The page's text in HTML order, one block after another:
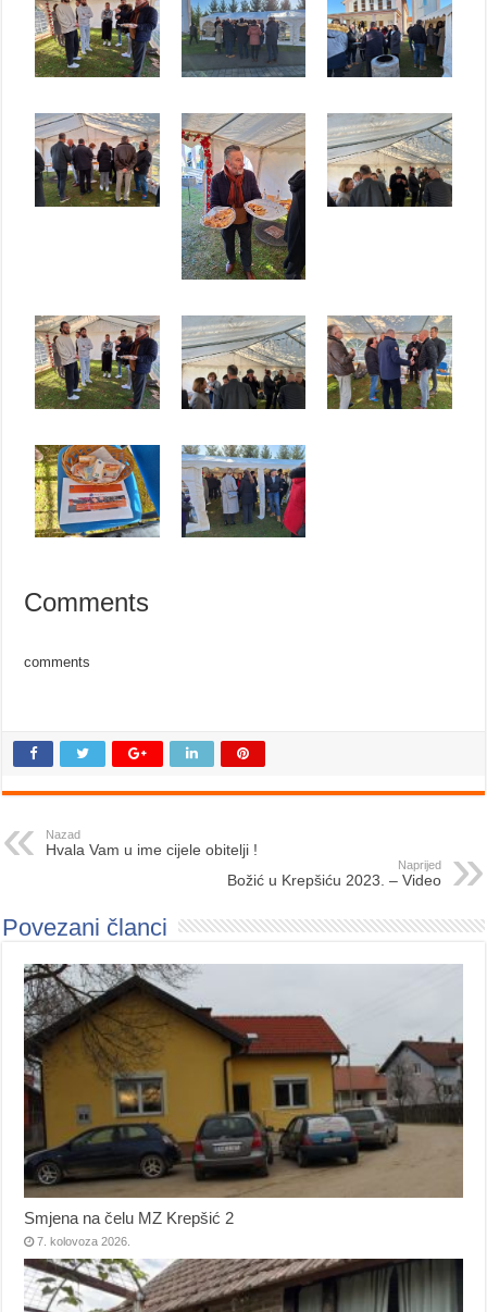
Comments
comments
Nazad
Hvala Vam u ime cijele obitelji !
Naprijed
Božić u Krepšiću 2023. – Video
Povezani članci
Smjena na čelu MZ Krepšić 2
7. kolovoza 2026.